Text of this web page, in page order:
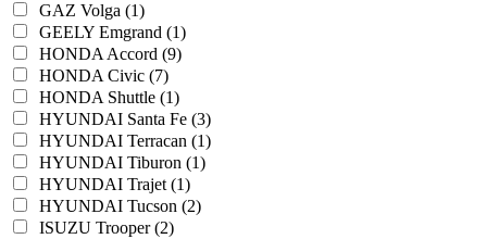
GAZ Volga (1)
GEELY Emgrand (1)
HONDA Accord (9)
HONDA Civic (7)
HONDA Shuttle (1)
HYUNDAI Santa Fe (3)
HYUNDAI Terracan (1)
HYUNDAI Tiburon (1)
HYUNDAI Trajet (1)
HYUNDAI Tucson (2)
ISUZU Trooper (2)